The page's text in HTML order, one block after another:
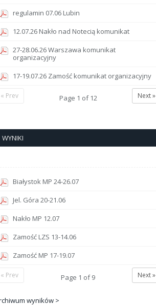
regulamin 07.06 Lubin
12.07.26 Nakło nad Notecią komunikat
27-28.06.26 Warszawa komunikat
organizacyjny
17-19.07.26 Zamość komunikat organizacyjny
Next »
Page 1 of12
« Prev
WYNIKI
Białystok MP 24-26.07
Jel. Góra 20-21.06
Nakło MP 12.07
Zamość LZS 13-14.06
Zamość MP 17-19.07
Next »
Page 1 of9
« Prev
wyników >